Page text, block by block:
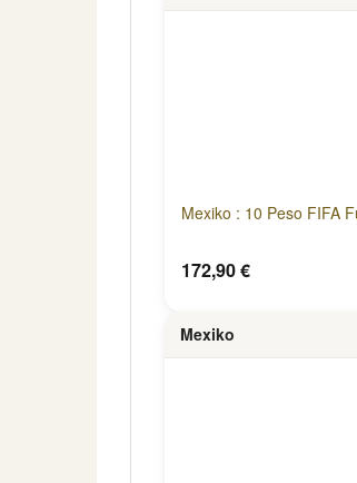
Mexiko : 10 Peso FIFA
172,90 €
Mexiko